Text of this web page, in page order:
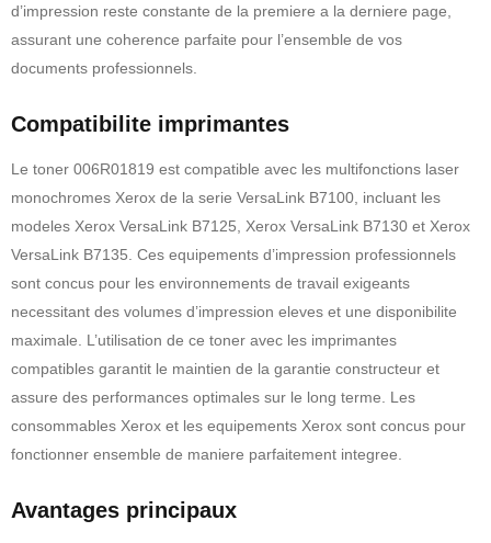
d’impression reste constante de la premiere a la derniere page,
assurant une coherence parfaite pour l’ensemble de vos
documents professionnels.
Compatibilite imprimantes
Le toner 006R01819 est compatible avec les multifonctions laser
monochromes Xerox de la serie VersaLink B7100, incluant les
modeles Xerox VersaLink B7125, Xerox VersaLink B7130 et Xerox
VersaLink B7135. Ces equipements d’impression professionnels
sont concus pour les environnements de travail exigeants
necessitant des volumes d’impression eleves et une disponibilite
maximale. L’utilisation de ce toner avec les imprimantes
compatibles garantit le maintien de la garantie constructeur et
assure des performances optimales sur le long terme. Les
consommables Xerox et les equipements Xerox sont concus pour
fonctionner ensemble de maniere parfaitement integree.
Avantages principaux